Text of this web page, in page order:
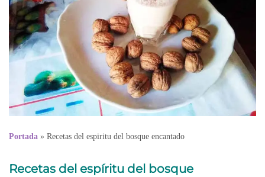
Portada » Recetas del espiritu del bosque encantado
Recetas del espíritu del bosque